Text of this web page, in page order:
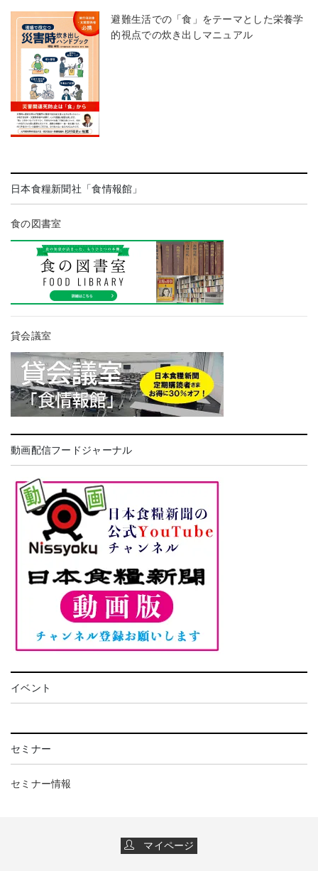
避難生活での「食」をテーマとした栄養学
的視点での炊き出しマニュアル
日本食糧新聞社「食情報館」
食の図書室
貸会議室
動画配信フードジャーナル
イベント
セミナー
セミナー情報
マイページ